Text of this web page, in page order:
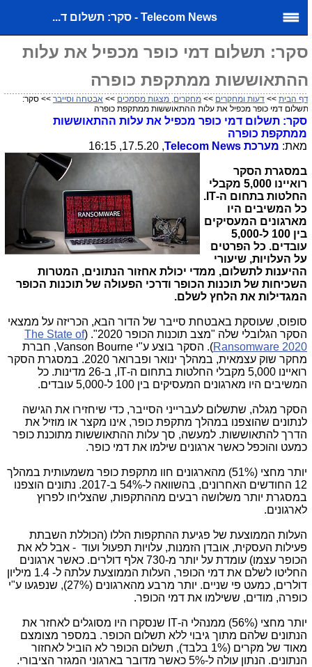
Telecom News - סקר: תשלום ד...
סקר: תשלום דמי כופר מכפיל את עלות
ההתאוששות ממתקפת כופרה
דף הבית>>דעות ומחקרים>>מחקרים, מצגות מסמכים>>אבטחה וסייבר>> סקר:
תשלום דמי כופר מכפיל את עלות ההתאוששות ממתקפת כופרה
סקר: תשלום דמי כופר מכפיל את עלות ההתאוששות
ממתקפת כופרה
מאת: מערכתTelecom News
, 17.5.20, 16:15
במסגרת הסקר
רואיינו 5,000 מקבלי
החלטות בתחום ה-IT
.
כל המשיבים היו
מארגונים המעסיקים
בין 100 ל-5,000
עובדים. כל הפרטים
על העלויות, שיעורי
ההיענות לתשלום, ממדי יכולת אחזור הנתונים, המטרות
השכיחות של תוכנות הכופר ודרכי הפעולה של תוכנות הכופר
המגדילות את הלחץ לשלם.
סופוס, שעוסקת באבטחת סייבר של הדור הבא, הכריזה על ממצאי
הסקר הגלובלי שלה "מצב תוכנות הכופר 2020". (
The State of
Ransomware 2020). הסקר בוצע ע"יVanson Bourne, חברת
מחקר שוק עצמאית, במהלך ינואר ופברואר 2020. במסגרת הסקר
רואיינו 5,000 מקבלי החלטות בתחום ה-
IT
, ב-26 מדינות. כל
המשיבים היו מארגונים המעסיקים בין 100 ל-5,000 עובדים.
הסקר מגלה, שתשלום לעברייני הסייבר, כדי שיחזירו את הגישה
לנתונים שהוצפנו במהלך מתקפת כופר, אינו מקצר או מוזיל את
הדרך להתאוששות. למעשה, סך עלות ההתאוששות מתוכנת כופר
כמעט והוכפל כאשר ארגונים שילמו את דמי כופר.
יותר מחצי (51% (מהארגונים חוו מתקפת כופר משמעותית במהלך
12 החודשים האחרונים, בהשוואה ל-54% ב-2017. נתונים הוצפנו
במסגרת יותר משלושה רבעים מההתקפות, שהצליחו לפרוץ
לארגונים.
העלות הממוצעת של פגיעת ההתקפות הללו (הכוללת השבתת
פעילות העסקית, אובדן הזמנות, עלויות תפעול ועוד - אבל לא את
הכופר עצמו) עומדת על יותר מ-730 אלף דולרים. כאשר ארגונים
החליטו לשלם את דמי הכופר, העלות הממוצעת עלתה ל- 1.4 מיליון
דולרים, כמעט פי שניים. יותר מרבע מהארגונים (27%), שנפגעו ע"י
כופרה, מודים, ששילמו את דמי הכופר.
יותר מחצי (56%) ממנהלי ה- ITשנסקרו היו מסוגלים לאחזר את
הנתונים שלהם מתוך גיבוי ללא תשלום הכופר. במספר מצומצם
מאוד של מקרים (1% בלבד), תשלום הכופר לא הוביל לאחזור
הנתונים. הנתון עולה ל-5% כאשר מדובר בארגוני המגזר הציבורי.